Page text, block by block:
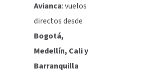
Avianca: vuelos
directos desde
Bogotá,
Medellín, Cali y
Barranquilla